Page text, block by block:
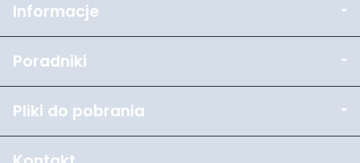
Informacje
Poradniki
Pliki do pobrania